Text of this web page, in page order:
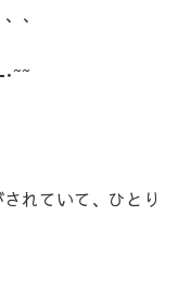
、
~~
れていて、ひとり